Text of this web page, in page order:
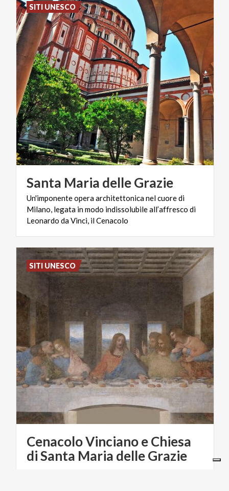
Santa Maria delleGrazie
Un'imponente opera architettonica nel cuore di
Milano, legata in modo indissolubile all’affresco di
Leonardo da Vinci, il Cenacolo
SITI UNESCO
Cenacolo Vinciano e Chiesa
di Santa Maria delle Grazie
SITI UNESCO